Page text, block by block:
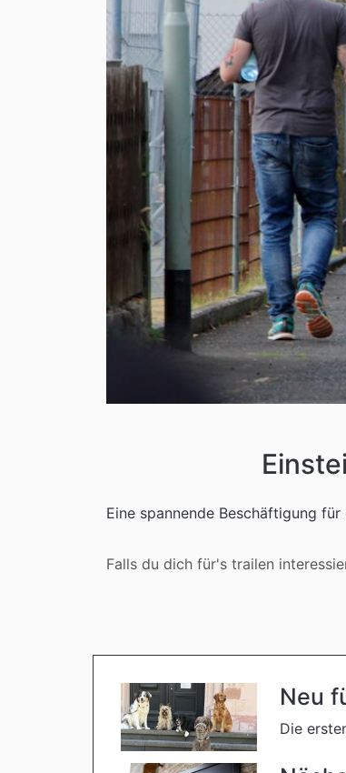
Eine spannende Beschäftigung
Falls du dich für's trailen
Neu
Die